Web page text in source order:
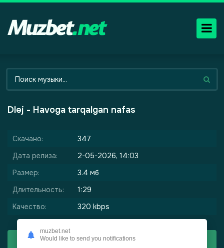
Dlej - Havoga tarqalgan nafas
Скачано:
347
Дата релиза:
2-05-2026, 14:03
Размер:
3.4 мб
Длительность:
1:29
Качество:
320 kbps
Скачать
muzbet.net
Would like to send you notifications